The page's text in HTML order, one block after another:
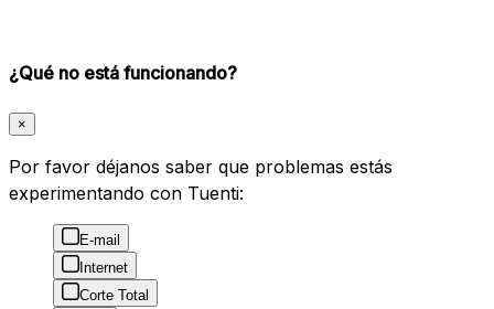
¿Qué no está funcionando?
×
Por favor déjanos saber que problemas estás
experimentando con Tuenti:
E-mail
Internet
Corte Total